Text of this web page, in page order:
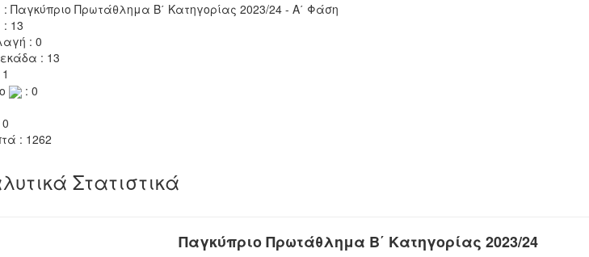
: Παγκύπριο Πρωτάθλημα Β΄ Κατηγορίας 2023/24 - Α΄ Φάση
13
: 0
: 13
: 0
: 1262
Στατιστικά
Παγκύπριο Πρωτάθλημα Β΄ Κατηγορίας 2023/24